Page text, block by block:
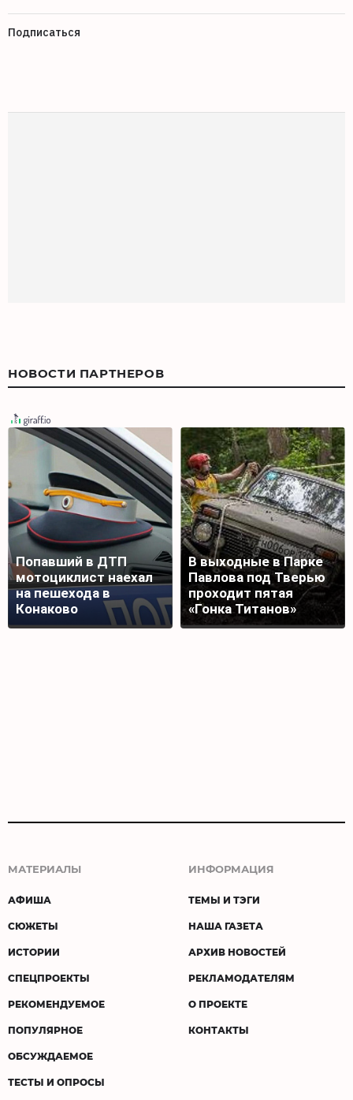
Подписаться
НОВОСТИ ПАРТНЕРОВ
Попавший в ДТП
мотоциклист наехал
на пешехода в
Конаково
В выходные в Парке
Павлова под Тверью
проходит пятая
«Гонка Титанов»
МАТЕРИАЛЫ
АФИША
СЮЖЕТЫ
ИСТОРИИ
СПЕЦПРОЕКТЫ
РЕКОМЕНДУЕМОЕ
ПОПУЛЯРНОЕ
ОБСУЖДАЕМОЕ
ТЕСТЫ И ОПРОСЫ
ИНФОРМАЦИЯ
ТЕМЫ И ТЭГИ
НАША ГАЗЕТА
АРХИВ НОВОСТЕЙ
РЕКЛАМОДАТЕЛЯМ
О ПРОЕКТЕ
КОНТАКТЫ